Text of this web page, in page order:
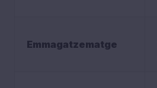
Emmagatzematge